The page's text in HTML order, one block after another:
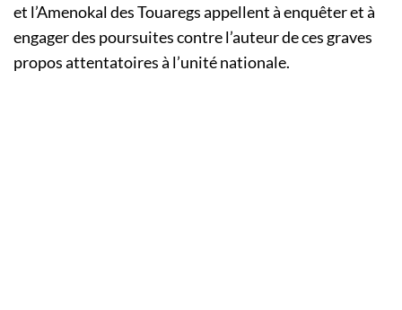
et l’Amenokal des Touaregs appellent à enquêter et à
engager des poursuites contre l’auteur de ces graves
propos attentatoires à l’unité nationale.